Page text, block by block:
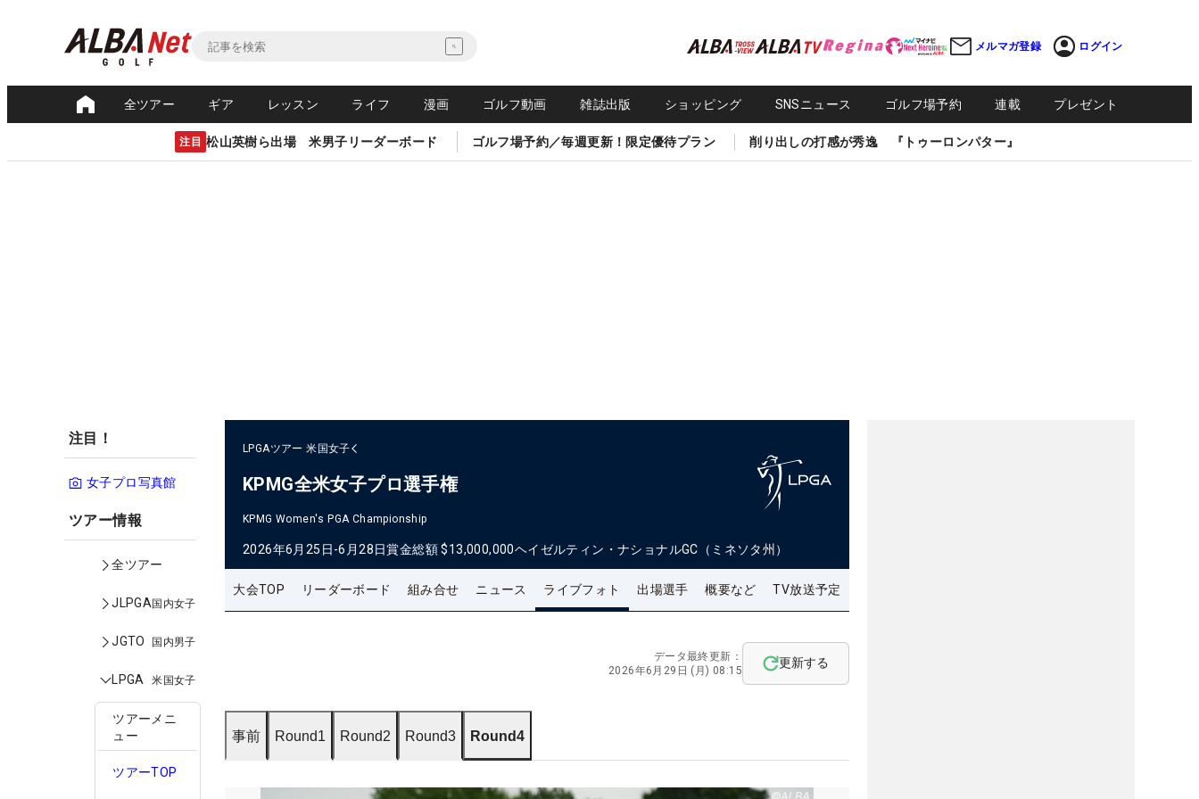
メルマガ登録 ログイン
全ツアー ギア レッスン ライフ 漫画 ゴルフ動画 雑誌出版 ショッピング SNSニュース ゴルフ場予約 連載 プレゼント
注目 松山英樹ら出場 米男子リーダーボード ゴルフ場予約／毎週更新！限定優待プラン 削り出しの打感が秀逸 『トゥーロンパター』
注目！
女子プロ写真館
ツアー情報
全ツアー
JLPGA国内女子
JGTO 国内男子
LPGA 米国女子
ツアーメニ
ュー
ツアーTOP
LPGAツアー 米国女子
KPMG全米女子プロ選手権
KPMG Women's PGA Championship
2026年6月25日-6月28日賞金総額 $13,000,000ヘイゼルティン・ナショナルGC（ミネソタ州）
大会TOP リーダーボード 組み合せ ニュース ライブフォト 出場選手 概要など TV放送予定
データ最終更新：
2026年6月29日 (月) 08:15
更新する
事前 Round1 Round2 Round3 Round4